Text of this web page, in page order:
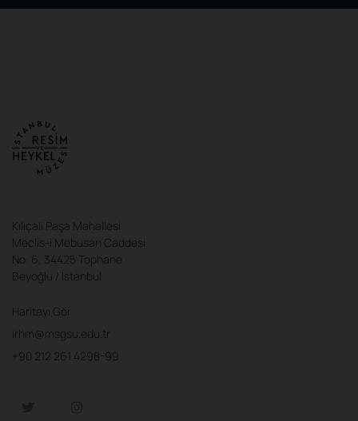
Kılıçali Paşa Mahallesi
Meclis-i Mebusan Caddesi
No: 6, 34425 Tophane
Beyoğlu / İstanbul
Haritayı Gör
irhm@msgsu.edu.tr
+90 212 261 4298-99